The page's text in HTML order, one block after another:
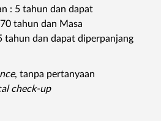
: 5 tahun dan dapat
tahun dan Masa
tahun dan dapat diperpanjang
, tanpa pertanyaan
check-up